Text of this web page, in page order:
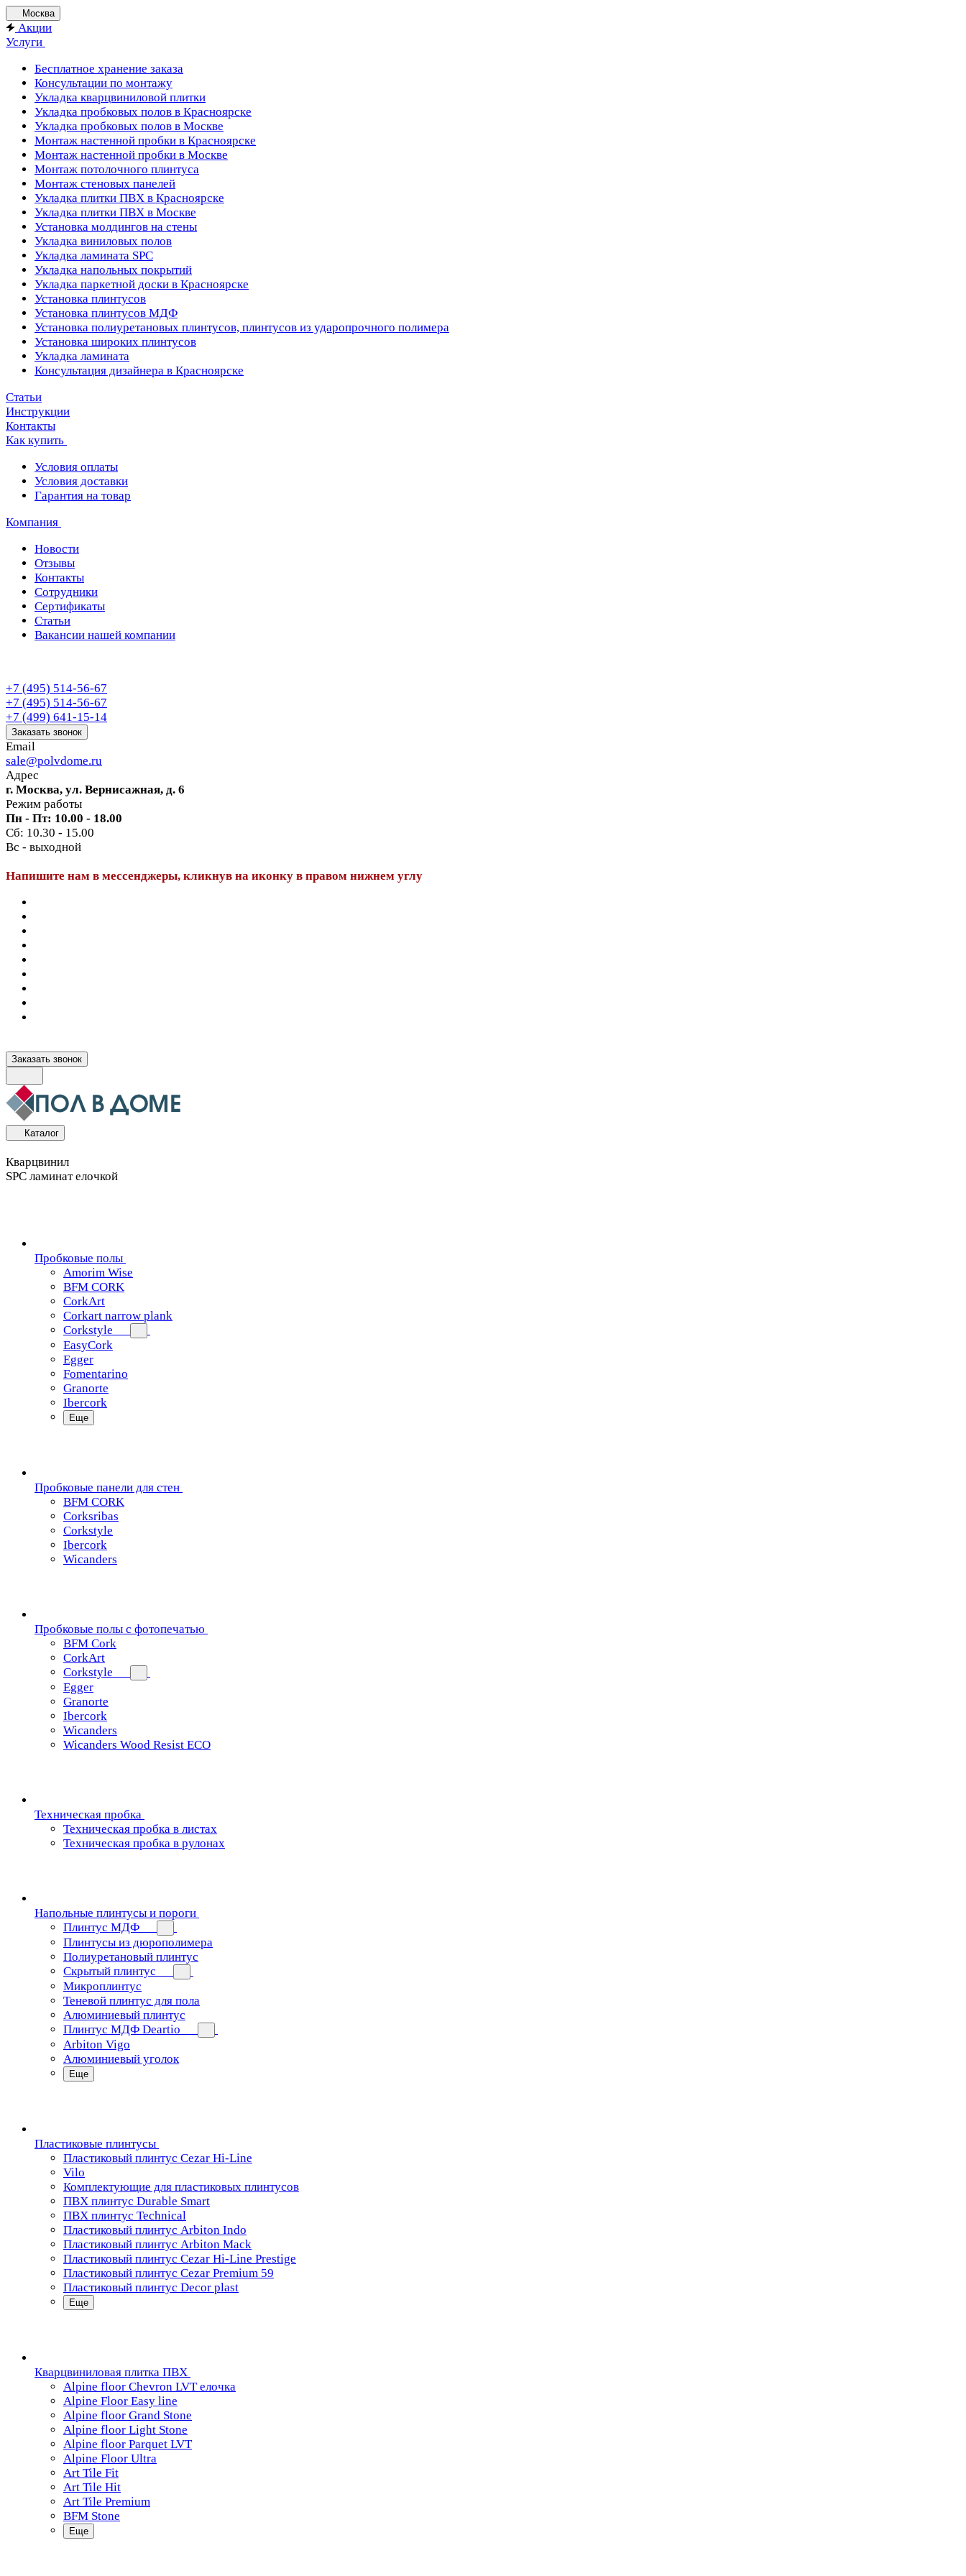
Москва
Акции
Услуги
Бесплатное хранение заказа
Консультации по монтажу
Укладка кварцвиниловой плитки
Укладка пробковых полов в Красноярске
Укладка пробковых полов в Москве
Монтаж настенной пробки в Красноярске
Монтаж настенной пробки в Москве
Монтаж потолочного плинтуса
Монтаж стеновых панелей
Укладка плитки ПВХ в Красноярске
Укладка плитки ПВХ в Москве
Установка молдингов на стены
Укладка виниловых полов
Укладка ламината SPC
Укладка напольных покрытий
Укладка паркетной доски в Красноярске
Установка плинтусов
Установка плинтусов МДФ
Установка полиуретановых плинтусов, плинтусов из ударопрочного полимера
Установка широких плинтусов
Укладка ламината
Консультация дизайнера в Красноярске
Статьи
Инструкции
Контакты
Как купить
Условия оплаты
Условия доставки
Гарантия на товар
Компания
Новости
Отзывы
Контакты
Сотрудники
Сертификаты
Статьи
Вакансии нашей компании
+7 (495) 514-56-67
+7 (495) 514-56-67
+7 (499) 641-15-14
Заказать звонок
Email
sale@polvdome.ru
Адрес
г. Москва, ул. Вернисажная, д. 6
Режим работы
Пн - Пт: 10.00 - 18.00
Сб: 10.30 - 15.00
Вс - выходной
Напишите нам в мессенджеры, кликнув на иконку в правом нижнем углу
Заказать звонок
Каталог
Кварцвинил
SPC ламинат елочкой
Пробковые полы
Amorim Wise
BFM CORK
CorkArt
Corkart narrow plank
Corkstyle
EasyCork
Egger
Fomentarino
Granorte
Ibercork
Еще
Пробковые панели для стен
BFM CORK
Corksribas
Corkstyle
Ibercork
Wicanders
Пробковые полы с фотопечатью
BFM Cork
CorkArt
Corkstyle
Egger
Granorte
Ibercork
Wicanders
Wicanders Wood Resist ECO
Техническая пробка
Техническая пробка в листах
Техническая пробка в рулонах
Напольные плинтусы и пороги
Плинтус МДФ
Плинтусы из дюрополимера
Полиуретановый плинтус
Скрытый плинтус
Микроплинтус
Теневой плинтус для пола
Алюминиевый плинтус
Плинтус МДФ Deartio
Arbiton Vigo
Алюминиевый уголок
Еще
Пластиковые плинтусы
Пластиковый плинтус Cezar Hi-Line
Vilo
Комплектующие для пластиковых плинтусов
ПВХ плинтус Durable Smart
ПВХ плинтус Technical
Пластиковый плинтус Arbiton Indo
Пластиковый плинтус Arbiton Mack
Пластиковый плинтус Cezar Hi-Line Prestige
Пластиковый плинтус Cezar Premium 59
Пластиковый плинтус Decor plast
Еще
Кварцвиниловая плитка ПВХ
Alpine floor Chevron LVT елочка
Alpine Floor Easy line
Alpine floor Grand Stone
Alpine floor Light Stone
Alpine floor Parquet LVT
Alpine Floor Ultra
Art Tile Fit
Art Tile Hit
Art Tile Premium
BFM Stone
Еще